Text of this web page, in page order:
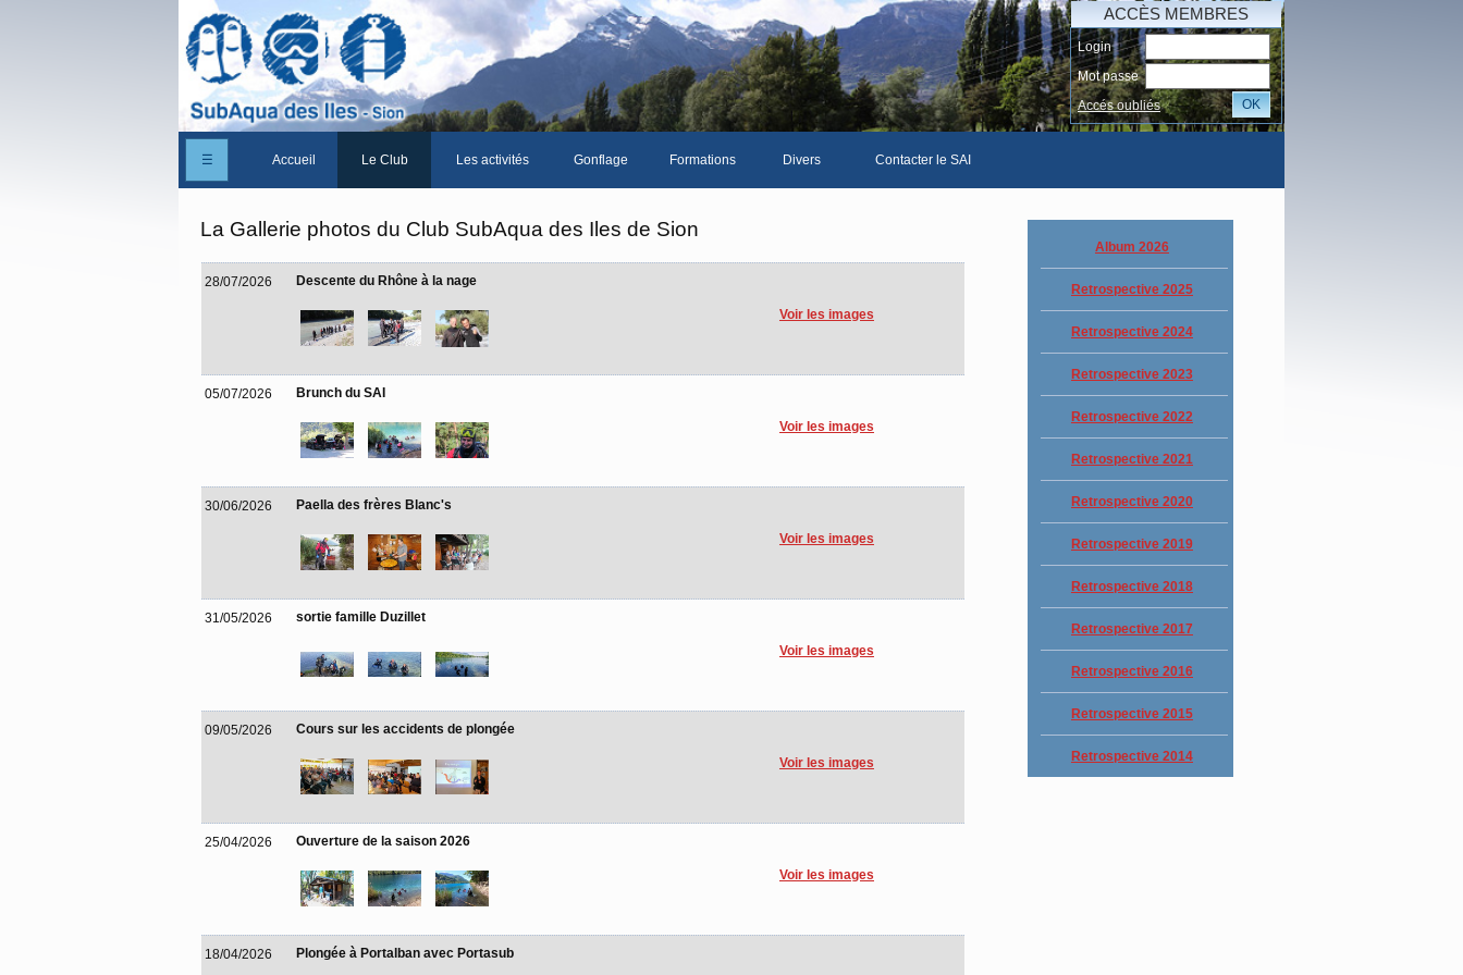
ACCÈS MEMBRES
Login
Mot passe
Accés oubliés
OK
☰ Accueil Le Club
Le comité
Les membres du club
Adhérer/Devenir membre
Les activités Gonflage Formations Divers
Documents divers
Contacter le SAI
La Gallerie photos du Club SubAqua des Iles de Sion
28/07/2026 Descente du Rhône à la nage
Voir les images
05/07/2026 Brunch du SAI
Voir les images
30/06/2026 Paella des frères Blanc's
Voir les images
31/05/2026 sortie famille Duzillet
Voir les images
09/05/2026 Cours sur les accidents de plongée
Voir les images
25/04/2026 Ouverture de la saison 2026
Voir les images
18/04/2026 Plongée à Portalban avec Portasub
Album 2026
Retrospective 2025
Retrospective 2024
Retrospective 2023
Retrospective 2022
Retrospective 2021
Retrospective 2020
Retrospective 2019
Retrospective 2018
Retrospective 2017
Retrospective 2016
Retrospective 2015
Retrospective 2014